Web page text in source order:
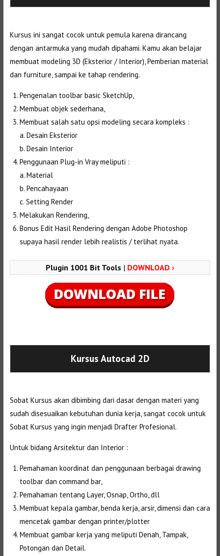
Kursus ini sangat cocok untuk pemula karena dirancang
dengan antarmuka yang mudah dipahami. Kamu akan belajar
membuat modeling 3D (Eksterior / Interior), Pemberian material
dan furniture, sampai ke tahap rendering.
Pengenalan toolbar basic SketchUp,
Membuat objek sederhana,
Membuat salah satu opsi modeling secara kompleks :
a. Desain Eksterior
b. Desain Interior
Penggunaan Plug-in Vray meliputi :
a. Material
b. Pencahayaan
c. Setting Render
Melakukan Rendering,
Bonus Edit Hasil Rendering dengan Adobe Photoshop
supaya hasil render lebih realistis / terlihat nyata.
Plugin 1001 Bit Tools | DOWNLOAD ›
Kursus Autocad 2D
Sobat Kursus akan dibimbing dari dasar dengan materi yang
sudah disesuaikan kebutuhan dunia kerja, sangat cocok untuk
Sobat Kursus yang ingin menjadi Drafter Profesional.
Untuk bidang Arsitektur dan Interior :
Pemahaman koordinat dan penggunaan berbagai drawing
toolbar dan command bar,
Pemahaman tentang Layer, Osnap, Ortho, dll
Membuat kepala gambar, benda kerja, arsir, dimensi dan cara
mencetak gambar dengan printer/plotter
Membuat gambar kerja yang meliputi Denah, Tampak,
Potongan dan Detail.